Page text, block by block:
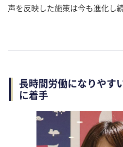
声を反映した施策は今も進化し
長時間労働になりやす
に着手